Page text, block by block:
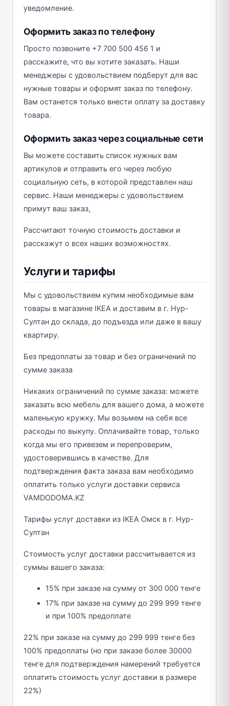
уведомление.
Оформить заказ по телефону
Просто позвоните +7 700 500 456 1 и
расскажите, что вы хотите заказать. Наши
менеджеры с удовольствием подберут для вас
нужные товары и оформят заказ по телефону.
Вам останется только внести оплату за доставку
товара.
Оформить заказ через социальные сети
Вы можете составить список нужных вам
артикулов и отправить его через любую
социальную сеть, в которой представлен наш
сервис. Наши менеджеры с удовольствием
примут ваш заказ,
Рассчитают точную стоимость доставки и
расскажут о всех наших возможностях.
Услуги и тарифы
Мы с удовольствием купим необходимые вам
товары в магазине IKEA и доставим в г. Нур-
Султан до склада, до подъезда или даже в вашу
квартиру.
Без предоплаты за товар и без ограничений по
сумме заказа
Никаких ограничений по сумме заказа: можете
заказать всю мебель для вашего дома, а можете
маленькую кружку. Мы возьмем на себя все
расходы по выкупу. Оплачивайте товар, только
когда мы его привезем и перепроверим,
удостоверившись в качестве. Для
подтверждения факта заказа вам необходимо
оплатить только услуги доставки сервиса
VAMDODOMA.KZ
Тарифы услуг доставки из IKEA Омск в г. Нур-
Султан
Стоимость услуг доставки рассчитывается из
суммы вашего заказа:
15% при заказе на сумму от 300 000 тенге
17% при заказе на сумму до 299 999 тенге
и при 100% предоплате
22% при заказе на сумму до 299 999 тенге без
100% предоплаты (но при заказе более 30000
тенге для подтверждения намерений требуется
оплатить стоимость услуг доставки в размере
22%)